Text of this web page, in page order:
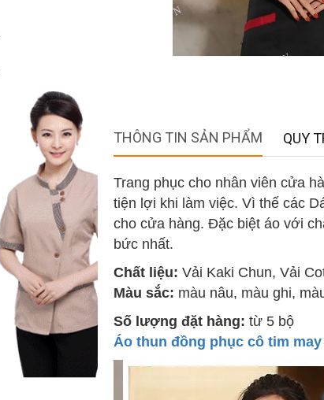
THÔNG TIN SẢN PHẨM QUY
Trang phục cho nhân viên cửa
tiện lợi khi làm việc. Vì thế các
cho cửa hàng. Đặc biệt áo với
bức nhất.
Chất liệu: Vải Kaki Chun, Vải
Màu sắc: màu nâu, màu ghi,
Số lượng đặt hàng: từ 5 bộ
Áo thun đồng phục cô tim may